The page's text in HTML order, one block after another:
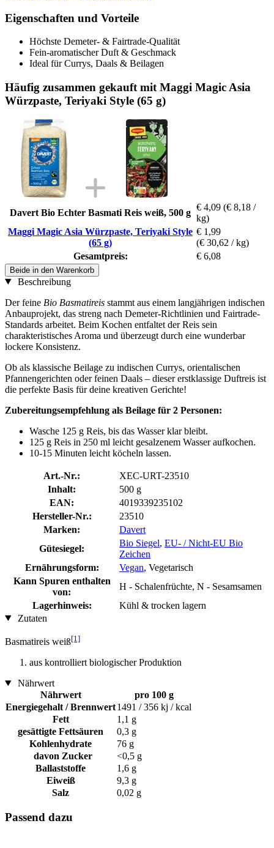
Eigenschaften und Vorteile
Höchste Demeter- & Fairtrade-Qualität
Fein-aromatischer Duft & Geschmack
Ideal für Currys, Daals & Beilagen
Häufig zusammen gekauft mit Maggi Magic Asia
Würzpaste, Teriyaki Style (65 g)
Davert Bio Echter Basmati Reis weiß, 500 g
€ 4,09 (€ 8,18 /
kg)
Maggi Magic Asia Würzpaste, Teriyaki Style
(65 g)
€ 1,99
(€ 30,62 / kg)
Gesamtpreis:
€ 6,08
Beide in den Warenkorb
Beschreibung
Der feine Bio Basmatireis stammt aus einem langjährigen indischen
Anbauprojekt, das streng nach Demeter-Richtlinien und Fairtrade-
Standards arbeitet. Beim Kochen entfaltet der Reis sein
charakteristisches Aroma und überzeugt durch eine wunderbar
lockere Konsistenz.
Ob als klassische Beilage zu indischen Currys, orientalischen
Pfannengerichten oder feinen Daals – dieser erstklassige Duftreis ist
die perfekte Basis für deine kreativen Gerichte!
Zubereitungsempfehlung als Beilage für 2 Personen:
Wasche 125 g Reis, bis das Wasser klar bleibt.
125 g Reis in 250 ml leicht gesalzenem Wasser aufkochen.
10-15 Minuten leicht köcheln lassen.
Art.-Nr.:
XEC-URT-23510
Inhalt:
500 g
EAN:
4019339235102
Hersteller-Nr.:
23510
Marken:
Davert
Gütesiegel:
Bio Siegel, EU- / Nicht-EU Bio
Zeichen
Ernährungsform:
Vegan, Vegetarisch
Kann Spuren enthalten
von:
H - Schalenfrüchte, N - Sesamsamen
Lagerhinweis:
Kühl & trocken lagern
Zutaten
Basmatireis weiß[1]
aus kontrolliert biologischer Produktion
Nährwert
Nährwert
pro 100 g
Energiegehalt / Brennwert1491 / 356 kj / kcal
Fett
1,1 g
gesättigte Fettsäuren
0,3 g
Kohlenhydrate
76 g
davon Zucker
<0,5 g
Ballaststoffe
1,6 g
Eiweiß
9,3 g
Salz
0,02 g
Passend dazu